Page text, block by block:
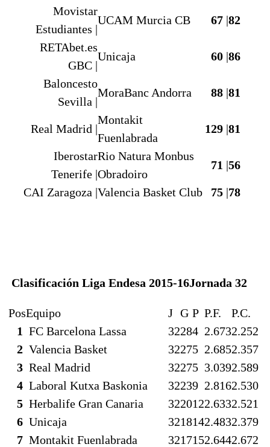
Movistar
Estudiantes |
UCAM Murcia CB 67 |82
RETAbet.es
GBC |
Unicaja 60 |86
Baloncesto
Sevilla |
MoraBanc Andorra 88 |81
Real Madrid |
Montakit
Fuenlabrada
129 |81
Iberostar
Tenerife |
Rio Natura Monbus
Obradoiro
71 |56
CAI Zaragoza |Valencia Basket Club 75 |78
Clasificación Liga Endesa 2015-16Jornada 32
PosEquipo J G P P.F.
P.C.
1 FC Barcelona Lassa 32284 2.6732.252
2 Valencia Basket 32275 2.6852.357
3 Real Madrid 32275 3.0392.589
4 Laboral Kutxa Baskonia 32239 2.8162.530
5 Herbalife Gran Canaria 3220122.6332.521
6 Unicaja 3218142.4832.379
7 Montakit Fuenlabrada 3217152.6442.672